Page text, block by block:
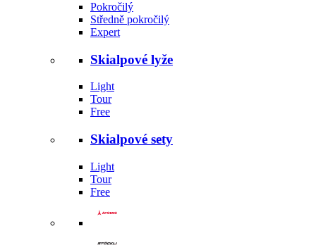
Pokročilý
Středně pokročilý
Expert
Skialpové lyže
Light
Tour
Free
Skialpové sety
Light
Tour
Free